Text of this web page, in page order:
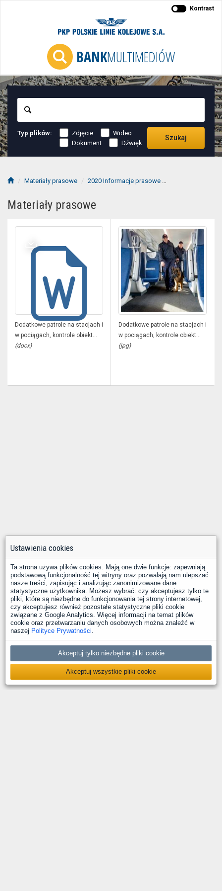
BANKMULTIMEDIÓW
Kontrast
Typ plików: Zdjęcie
Wideo
Dokument
Dźwięk
Szukaj
Materiały prasowe 2020 Informacje prasowe
Materiały prasowe
Dodatkowe patrole na stacjach i
w pociągach, kontrole obiekt...
(docx)
Dodatkowe patrole na stacjach i
w pociągach, kontrole obiekt...
(jpg)
Ustawienia cookies
Ta strona używa plików cookies. Mają one dwie funkcje: zapewniają
podstawową funkcjonalność tej witryny oraz pozwalają nam ulepszać
nasze treści, zapisując i analizując zanonimizowane dane
statystyczne użytkownika. Możesz wybrać: czy akceptujesz tylko te
pliki, które są niezbędne do funkcjonowania tej strony internetowej,
czy akceptujesz również pozostałe statystyczne pliki cookie
związane z Google Analytics. Więcej informacji na temat plików
cookie oraz przetwarzaniu danych osobowych można znaleźć w
naszej Polityce Prywatności.
Akceptuj tylko niezbędne pliki cookie
Akceptuj wszystkie pliki cookie